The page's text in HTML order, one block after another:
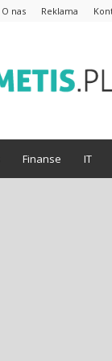
O nas Reklama
Finanse IT